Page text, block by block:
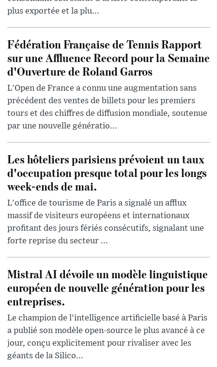
plus exportée et la plu...
Fédération Française de Tennis Rapport
sur une Affluence Record pour la Semaine
d'Ouverture de Roland Garros
L'Open de France a connu une augmentation sans
précédent des ventes de billets pour les premiers
tours et des chiffres de diffusion mondiale, soutenue
par une nouvelle génératio...
Les hôteliers parisiens prévoient un taux
d'occupation presque total pour les longs
week-ends de mai.
L'office de tourisme de Paris a signalé un afflux
massif de visiteurs européens et internationaux
profitant des jours fériés consécutifs, signalant une
forte reprise du secteur ...
Mistral AI dévoile un modèle linguistique
européen de nouvelle génération pour les
entreprises.
Le champion de l'intelligence artificielle basé à Paris
a publié son modèle open-source le plus avancé à ce
jour, conçu explicitement pour rivaliser avec les
géants de la Silico...